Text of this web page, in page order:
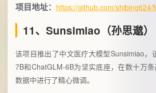
项目地址： https://github.com/shibing624/
11、Sunsimiao（孙思邈）
该项目推出了中文医疗大模型Sunsimiao，
7B和ChatGLM-6B为坚实底座，在数十万
数据中进行了精心微调。